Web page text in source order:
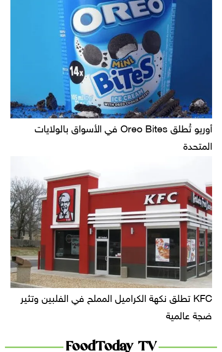
أوريو تُطلق Oreo Bites في الأسواق بالولايات
المتحدة
KFC تطلق نكهة الكراميل المملح في الفلبين وتثير
ضجة عالمية
FoodToday TV